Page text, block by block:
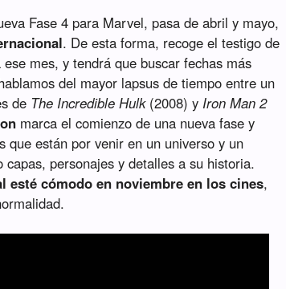
Fase 4 para Marvel, pasa de abril y mayo,
. De esta forma, recoge el testigo de
mes, y tendrá que buscar fechas más
del mayor lapsus de tiempo entre un
de The Incredible Hulk(2008) y Iron Man 2
marca el comienzo de una nueva fase y
que están por venir en un universo y un
personajes y detalles a su historia.
esté cómodo en noviembre en los cines,